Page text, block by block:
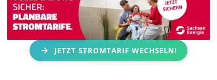
JETZT STROMTARIF WECHSELN!